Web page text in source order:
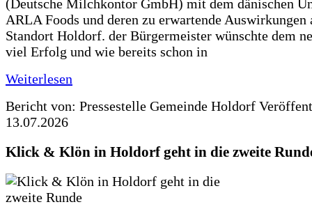
(Deutsche Milchkontor GmbH) mit dem dänischen
ARLA Foods und deren zu erwartende Auswirkungen
Standort Holdorf. der Bürgermeister wünschte dem
viel Erfolg und wie bereits schon in
Weiterlesen
Bericht von: Pressestelle Gemeinde Holdorf
13.07.2026
Klick & Klön in Holdorf geht in die zweite